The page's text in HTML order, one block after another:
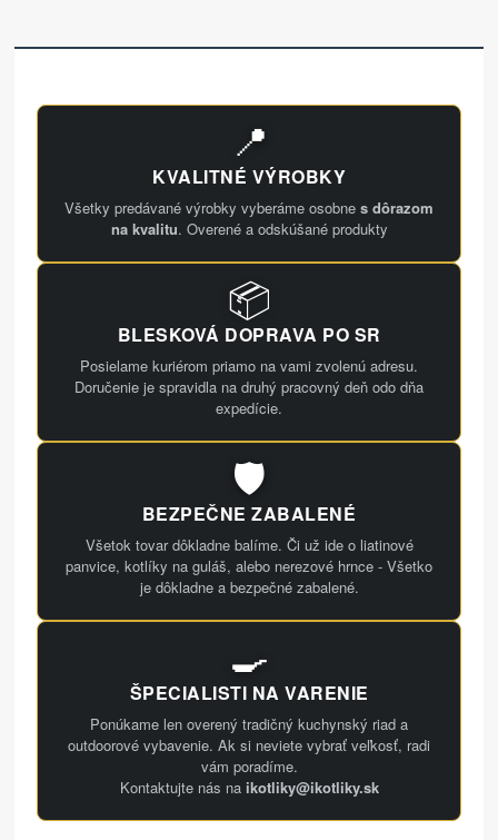
📍
KVALITNÉ VÝROBKY
Všetky predávané výrobky vyberáme osobne s dôrazom
na kvalitu. Overené a odskúšané produkty
📦
BLESKOVÁ DOPRAVA PO SR
Posielame kuriérom priamo na vami zvolenú adresu.
Doručenie je spravidla na druhý pracovný deň odo dňa
expedície.
🛡️
BEZPEČNE ZABALENÉ
Všetok tovar dôkladne balíme. Či už ide o liatinové
panvice, kotlíky na guláš, alebo nerezové hrnce - Všetko
je dôkladne a bezpečné zabalené.
🍳
ŠPECIALISTI NA VARENIE
Ponúkame len overený tradičný kuchynský riad a
outdoorové vybavenie. Ak si neviete vybrať veľkosť, radi
vám poradíme.
Kontaktujte nás na ikotliky@ikotliky.sk